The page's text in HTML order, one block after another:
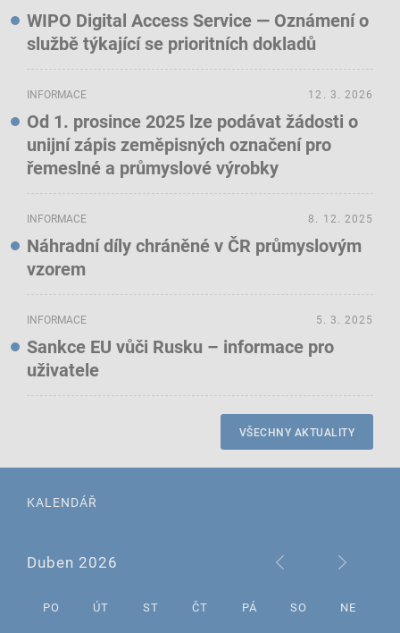
WIPO Digital Access Service — Oznámení o
službě týkající se prioritních dokladů
INFORMACE
Od 1. prosince 2025 lze podávat žádosti o
unijní zápis zeměpisných označení pro
řemeslné a průmyslové výrobky
12. 3. 2026
INFORMACE
Náhradní díly chráněné v ČR průmyslovým
vzorem
8. 12. 2025
INFORMACE
Sankce EU vůči Rusku – informace pro
uživatele
5. 3. 2025
VŠECHNY AKTUALITY
KALENDÁŘ
Duben 2026
PO ÚT ST ČT PÁ SO NE